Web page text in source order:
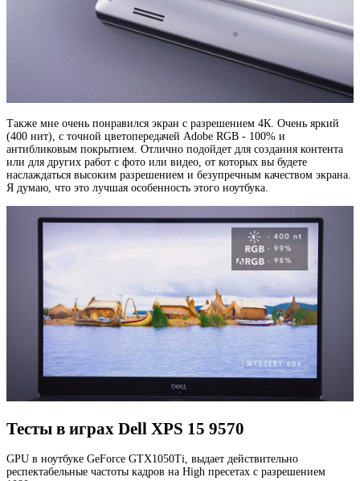
Также мне очень понравился экран с разрешением 4К. Очень яркий
(400 нит), с точной цветопередачей Adobe RGB - 100% и
антибликовым покрытием. Отлично подойдет для создания контента
или для других работ с фото или видео, от которых вы будете
наслаждаться высоким разрешением и безупречным качеством экрана.
Я думаю, что это лучшая особенность этого ноутбука.
Тесты в играх Dell XPS 15 9570
GPU в ноутбуке GeForce GTX1050Ti, выдает действительно
респектабельные частоты кадров на High пресетах с разрешением